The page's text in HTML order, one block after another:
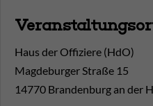
Haus der Offiziere (HdO)
Magdeburger Straße 15
14770 Brandenburg an der